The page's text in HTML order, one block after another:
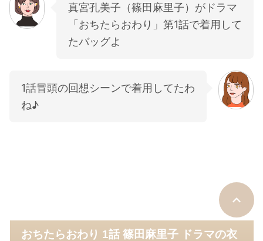
真宮孔美子（篠田麻里子）がドラマ
「おちたらおわり」第1話で着用して
たバッグよ
1話冒頭の回想シーンで着用してたわ
ね♪
おちたらおわり 1話 篠田麻里子 ドラマの衣